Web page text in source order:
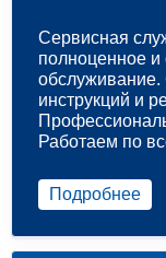
Сервисная
полноценное и
инструкций и
Работаем по
Подробнее